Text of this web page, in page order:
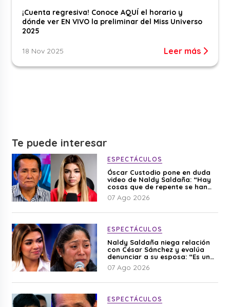
¡Cuenta regresiva! Conoce AQUÍ el horario y
dónde ver EN VIVO la preliminar del Miss Universo
2025
18 Nov 2025 Leer más
Te puede interesar
ESPECTÁCULOS
Óscar Custodio pone en duda
video de Naldy Saldaña: “Hay
cosas que de repente se han
editado”
07 Ago 2026
ESPECTÁCULOS
Naldy Saldaña niega relación
con César Sánchez y evalúa
denunciar a su esposa: “Es una
difamación”
07 Ago 2026
ESPECTÁCULOS